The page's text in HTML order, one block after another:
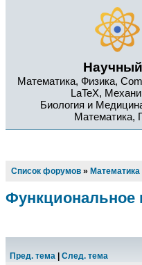
Математика, Физика,
LaTeX,
Биология и
Математика,
Список форумов » Математика
Функциональное
Пред. тема
След. тема